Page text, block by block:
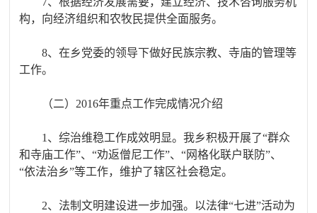
构，向经济组织和农牧民提供全面服务。
8、在乡党委的领导下做好民族宗教、寺庙的管理等
工作。
（二）2016年重点工作完成情况介绍
1、综治维稳工作成效明显。我乡积极开展了“群众
和寺庙工作”、“劝返僧尼工作”、“网格化联户联防”、
“依法治乡”等工作，维护了辖区社会稳定。
2、法制文明建设进一步加强。以法律“七进”活动为